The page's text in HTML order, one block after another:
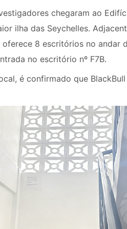
chegaram ao
ilha das Seychelles.
8 escritórios no andar
no escritório nº F7B.
é confirmado que